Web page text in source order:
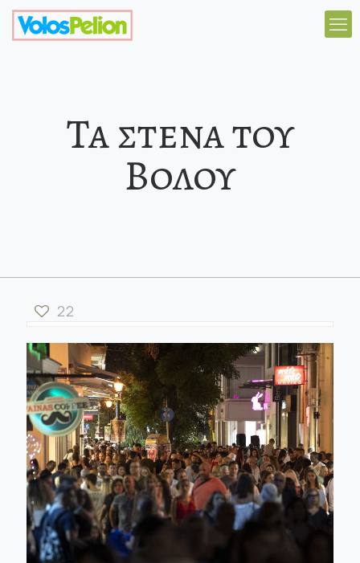
Τα στενα του
Βολου
22